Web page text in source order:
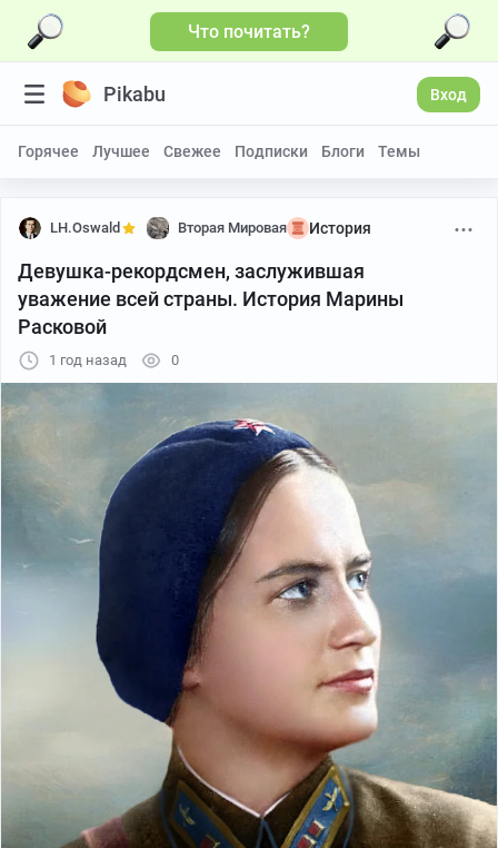
Что почитать?
Pikabu Вход
Горячее Лучшее Свежее Подписки Блоги Темы
LH.Oswald Вторая Мировая История
Девушка-рекордсмен, заслужившая
уважение всей страны. История Марины
Расковой
1 год назад 0